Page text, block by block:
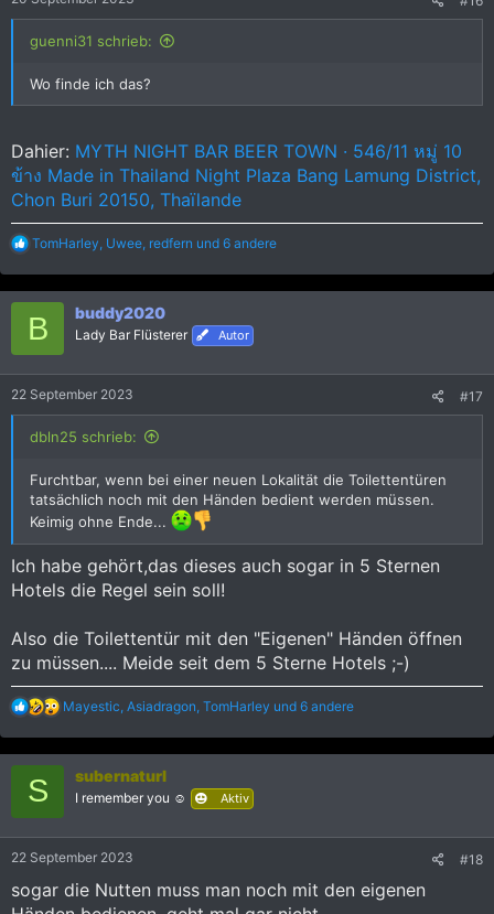
guenni31 schrieb:
Wo finde ich das?
Dahier: MYTH NIGHT BAR BEER TOWN · 546/11 หมู่ 10
ข้าง Made in Thailand Night Plaza Bang Lamung District,
Chon Buri 20150, Thaïlande
R
a
k
i
n
:
TomHarley, Uwee, redfern und 6 andere
B buddy2020
Lady Bar Flüsterer Autor
22 September 2023 #17
dbln25 schrieb:
Furchtbar, wenn bei einer neuen Lokalität die Toilettentüren
tatsächlich noch mit den Händen bedient werden müssen.
Keimig ohne Ende...
Ich habe gehört,das dieses auch sogar in 5 Sternen
Hotels die Regel sein soll!
Also die Toilettentür mit den "Eigenen" Händen öffnen
zu müssen.... Meide seit dem 5 Sterne Hotels ;-)
R
a
k
n
Mayestic Asiadragon TomHarley und 6 andere
S subernaturl
I remember you ☺️ Aktiv
22 September 2023 #18
sogar die Nutten muss man noch mit den eigenen